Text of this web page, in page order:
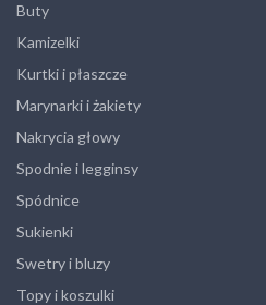
Buty
Kamizelki
Kurtki i płaszcze
Marynarki i żakiety
Nakrycia głowy
Spodnie i legginsy
Spódnice
Sukienki
Swetry i bluzy
Topy i koszulki